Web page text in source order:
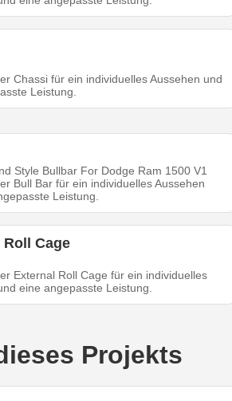
Chassi für ein individuelles Aussehen und
Leistung.
Style Bullbar For Dodge Ram 1500 V1
Bull Bar für ein individuelles Aussehen
Leistung.
Cage
External Roll Cage für ein individuelles
eine angepasste Leistung.
Projekts